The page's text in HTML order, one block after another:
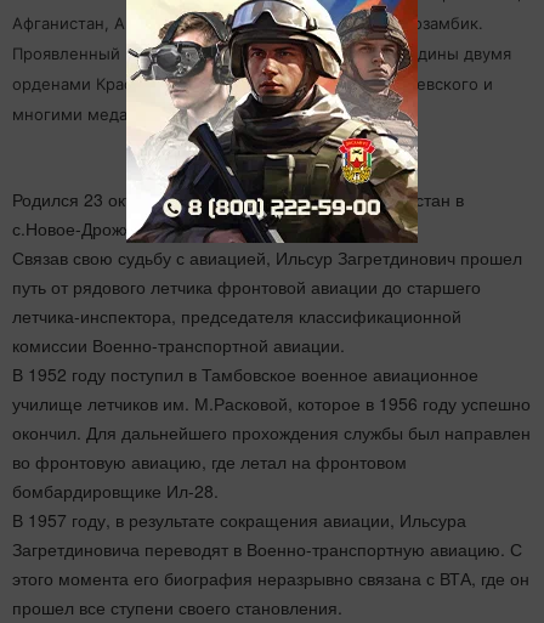
Афганистан, Ангола, Египет, Эфиопия, Вьетнам, Мозамбик.
Проявленный героизм был удостоен наградами Родины двумя
орденами Красной звезды, орденом Александра Невского и
многими медалями СССР и зарубежных стран.
Родился 23 октября 1935 года в Республике Татарстан в
с.Новое-Дрожжаное Дрожжановского района.
Связав свою судьбу с авиацией, Ильсур Загретдинович прошел
путь от рядового летчика фронтовой авиации до старшего
летчика-инспектора, председателя классификационной
комиссии Военно-транспортной авиации.
В 1952 году поступил в Тамбовское военное авиационное
училище летчиков им. М.Расковой, которое в 1956 году успешно
окончил. Для дальнейшего прохождения службы был направлен
во фронтовую авиацию, где летал на фронтовом
бомбардировщике Ил-28.
В 1957 году, в результате сокращения авиации, Ильсура
Загретдиновича переводят в Военно-транспортную авиацию. С
этого момента его биография неразрывно связана с ВТА, где он
прошел все ступени своего становления.